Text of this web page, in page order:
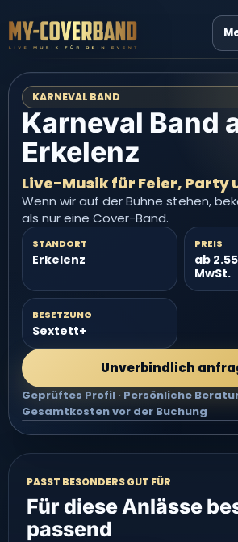
KARNEVAL BAND
Karneval Band
Erkelenz
Live-Musik für Feier, Party
Wenn wir auf der Bühne stehen,
als nur eine Cover-Band.
STANDORT
Erkelenz
PREIS
ab
MwSt.
BESETZUNG
Sextett+
Unverbindlich
Geprüftes Profil · Persönliche
Gesamtkosten vor der Buchung
PASST BESONDERS GUT FÜR
Für diese Anlässe
passend